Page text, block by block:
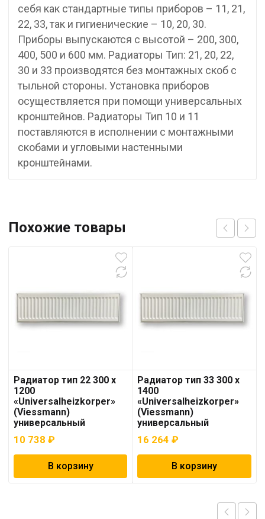
себя как стандартные типы приборов – 11, 21,
22, 33, так и гигиенические – 10, 20, 30.
Приборы выпускаются с высотой – 200, 300,
400, 500 и 600 мм. Радиаторы Тип: 21, 20, 22,
30 и 33 производятся без монтажных скоб с
тыльной стороны. Установка приборов
осуществляется при помощи универсальных
кронштейнов. Радиаторы Тип 10 и 11
поставляются в исполнении с монтажными
скобами и угловыми настенными
кронштейнами.
Похожие товары
Радиатор тип 22 300 x
1200
«Universalheizkorper»
(Viessmann)
универсальный
10 738 ₽
В корзину
Радиатор тип 33 300 x
1400
«Universalheizkorper»
(Viessmann)
универсальный
16 264₽
В корзину